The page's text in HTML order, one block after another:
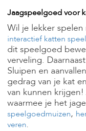
d
e
r
e
n
V
o
g
e
l
s
Jaagspeelgoed voor
Wil je lekker
interactief katten
dit speelgoed
verveling.
Sluipen en
gedrag van je kat
van kunnen krijgen!
waarmee je het
speelgoedmuizen,
veren.